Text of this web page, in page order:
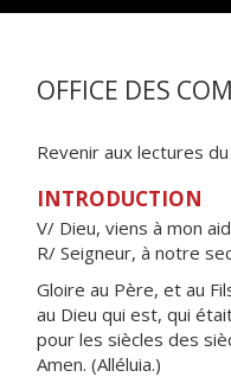
OFFICE DES
Revenir aux lectures du
INTRODUCTION
V/ Dieu, viens à mon
R/ Seigneur, à notre
Gloire au Père, et au
au Dieu qui est, qui
pour les siècles des
Amen. (Alléluia.)